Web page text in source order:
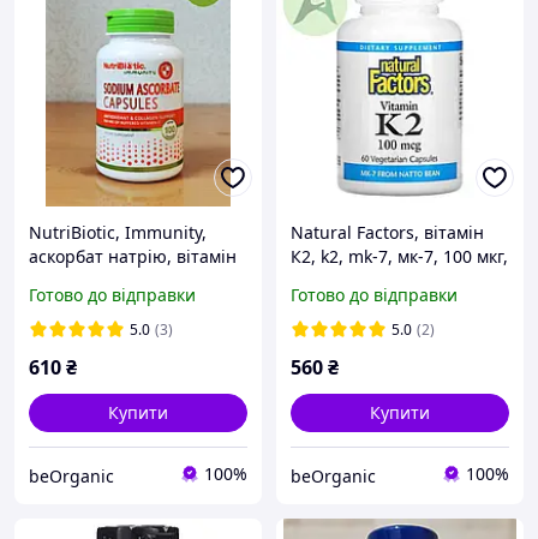
NutriBiotic, Immunity,
аскорбат натрію, вітамін
Готово до відправки
5.0 (3)
610₴
Купити
beOrganic 100%
Natural Factors, вітамін
К2, k2, mk-7, мк-7, 100 мкг,
Готово до відправки
5.0 (2)
560₴
Купити
beOrganic 100%